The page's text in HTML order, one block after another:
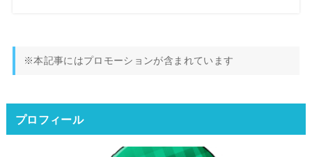
※本記事にはプロモーションが含まれています
プロフィール